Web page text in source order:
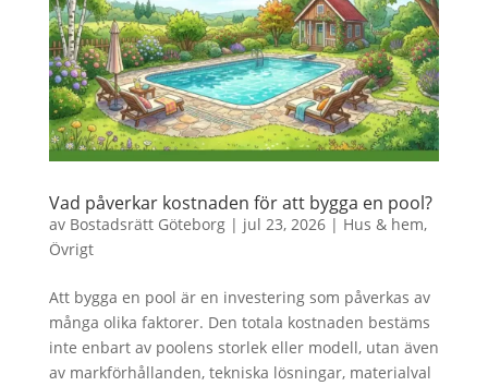
Vad påverkar kostnaden för att bygga en pool?
av Bostadsrätt Göteborg| jul 23, 2026| Hus & hem,
Övrigt
Att bygga en pool är en investering som påverkas av
många olika faktorer. Den totala kostnaden bestäms
inte enbart av poolens storlek eller modell, utan även
av markförhållanden, tekniska lösningar, materialval